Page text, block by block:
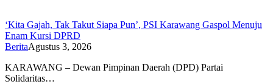
‘Kita Gajah, Tak Takut Siapa Pun’, PSI Karawang Gaspol Menuju
Enam Kursi DPRD
BeritaAgustus 3, 2026
KARAWANG – Dewan Pimpinan Daerah (DPD) Partai
Solidaritas…